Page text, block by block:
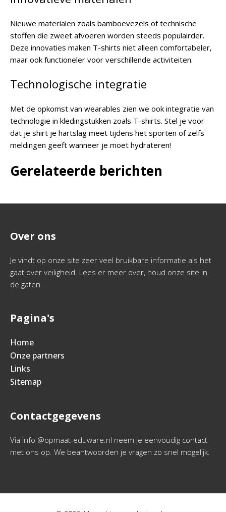
Nieuwe materialen zoals bamboevezels of technische
stoffen die zweet afvoeren worden steeds populairder.
Deze innovaties maken T-shirts niet alleen comfortabeler,
maar ook functioneler voor verschillende activiteiten.
Technologische integratie
Met de opkomst van wearables zien we ook integratie van
technologie in kledingstukken zoals T-shirts. Stel je voor
dat je shirt je hartslag meet tijdens het sporten of zelfs
meldingen geeft wanneer je moet hydrateren!
Gerelateerde berichten
Over ons
Je vindt op onze site zeer veel bruikbare informatie als het
gaat over veiligheid. Lees er meer over, houd onze site in
de gaten.
Pagina's
Home
Onze partners
Links
Sitemap
Contactgegevens
Via info @opmaat-eduware.nl neem je eenvoudig contact
met ons op. We beantwoorden je vragen zo snel mogelijk.